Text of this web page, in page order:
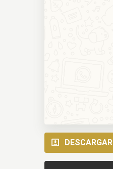
DESCARGAR